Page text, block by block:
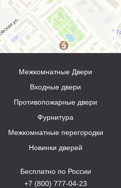
Межкомнатные Двери
Входные двери
Противопожарные двери
Фурнитура
Межкомнатные перегородки
Новинки дверей
Бесплатно по России
+7 (800) 777-04-23